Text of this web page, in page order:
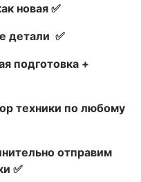
новая ✅
детали ✅
подготовка +
техники по любому
отправим
✅